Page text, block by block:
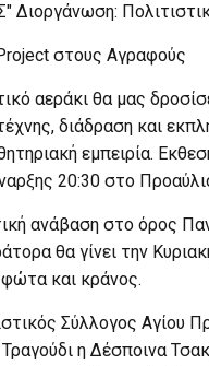
Διοργάνωση:
στους Αγραφούς
αεράκι θα μας
διάδραση και
εμπειρία.
20:30 στο
ανάβαση στο όρος
θα γίνει την
και κράνος.
Σύλλογος Αγίου
Τραγούδι η Δέσποινα